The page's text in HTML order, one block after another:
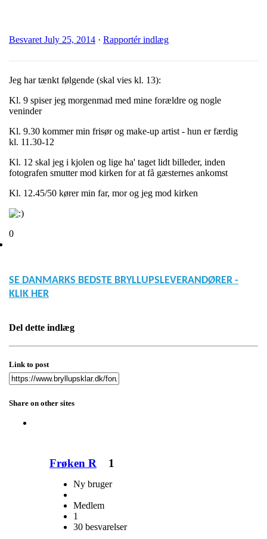
Besvaret July 25, 2014 · Rapportér indlæg
Jeg har tænkt følgende (skal vies kl. 13):
Kl. 9 spiser jeg morgenmad med mine forældre og nogle
veninder
Kl. 9.30 kommer min frisør og make-up artist - hun er færdig
kl. 11.30-12
Kl. 12 skal jeg i kjolen og lige ha' taget lidt billeder, inden
fotografen smutter mod kirken for at få gæsternes ankomst
Kl. 12.45/50 kører min far, mor og jeg mod kirken
0
SE DANMARKS BEDSTE BRYLLUPSLEVERANDØRER -
KLIK HER
Del dette indlæg
Link to post
Share on other sites
Frøken R 1
Ny bruger
Medlem
1
30 besvarelser